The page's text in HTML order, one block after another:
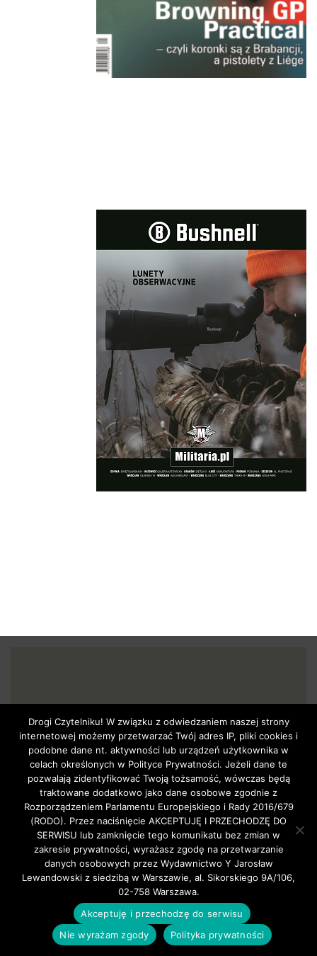
GŁÓWNA
W NUMERZE…
KINO STRZAŁ.pl
WIADOMOŚCI
PRAWO
SPORT
O NAS
KONTAKT
TU KUPISZ STRZAŁ.pl
PRENUMERATA
POLITYKA PRYWATNOŚCI
Drogi Czytelniku! W związku z odwiedzaniem naszej strony
internetowej możemy przetwarzać Twój adres IP, pliki cookies i
podobne dane nt. aktywności lub urządzeń użytkownika w
celach określonych w Polityce Prywatności. Jeżeli dane te
pozwalają zidentyfikować Twoją tożsamość, wówczas będą
traktowane dodatkowo jako dane osobowe zgodnie z
Rozporządzeniem Parlamentu Europejskiego i Rady 2016/679
(RODO). Przez naciśnięcie AKCEPTUJĘ I PRZECHODZĘ DO
SERWISU lub zamknięcie tego komunikatu bez zmian w
zakresie prywatności, wyrażasz zgodę na przetwarzanie
danych osobowych przez Wydawnictwo Y Jarosław
Lewandowski z siedzibą w Warszawie, al. Sikorskiego 9A/106,
02-758 Warszawa.
Akceptuję i przechodzę do serwisu
Nie wyrażam zgody
Polityka prywatności